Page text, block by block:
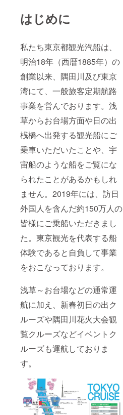
はじめに
私たち東京都観光汽船は、
明治18年（西暦1885年）の
創業以来、隅田川及び東京
湾にて、一般旅客定期航路
事業を営んでおります。浅
草からお台場方面や日の出
桟橋へ出発する観光船にご
乗車いただいたことや、宇
宙船のような船をご覧にな
られたことがあるかもしれ
ません。2019年には、訪日
外国人を含んだ約150万人の
皆様にご乗船いただきまし
た。東京観光を代表する船
体験であると自負して事業
をおこなっております。
浅草～お台場などの通常運
航に加え、新春初日の出ク
ルーズや隅田川花火大会観
覧クルーズなどイベントク
ルーズも運航しておりま
す。